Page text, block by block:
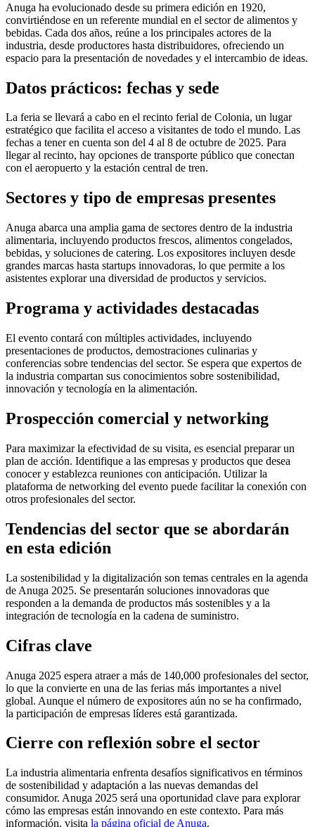
Anuga ha evolucionado desde su primera edición en 1920,
convirtiéndose en un referente mundial en el sector de alimentos y
bebidas. Cada dos años, reúne a los principales actores de la
industria, desde productores hasta distribuidores, ofreciendo un
espacio para la presentación de novedades y el intercambio de ideas.
Datos prácticos: fechas y sede
La feria se llevará a cabo en el recinto ferial de Colonia, un lugar
estratégico que facilita el acceso a visitantes de todo el mundo. Las
fechas a tener en cuenta son del 4 al 8 de octubre de 2025. Para
llegar al recinto, hay opciones de transporte público que conectan
con el aeropuerto y la estación central de tren.
Sectores y tipo de empresas presentes
Anuga abarca una amplia gama de sectores dentro de la industria
alimentaria, incluyendo productos frescos, alimentos congelados,
bebidas, y soluciones de catering. Los expositores incluyen desde
grandes marcas hasta startups innovadoras, lo que permite a los
asistentes explorar una diversidad de productos y servicios.
Programa y actividades destacadas
El evento contará con múltiples actividades, incluyendo
presentaciones de productos, demostraciones culinarias y
conferencias sobre tendencias del sector. Se espera que expertos de
la industria compartan sus conocimientos sobre sostenibilidad,
innovación y tecnología en la alimentación.
Prospección comercial y networking
Para maximizar la efectividad de su visita, es esencial preparar un
plan de acción. Identifique a las empresas y productos que desea
conocer y establezca reuniones con anticipación. Utilizar la
plataforma de networking del evento puede facilitar la conexión con
otros profesionales del sector.
Tendencias del sector que se abordarán
en esta edición
La sostenibilidad y la digitalización son temas centrales en la agenda
de Anuga 2025. Se presentarán soluciones innovadoras que
responden a la demanda de productos más sostenibles y a la
integración de tecnología en la cadena de suministro.
Cifras clave
Anuga 2025 espera atraer a más de 140,000 profesionales del sector,
lo que la convierte en una de las ferias más importantes a nivel
global. Aunque el número de expositores aún no se ha confirmado,
la participación de empresas líderes está garantizada.
Cierre con reflexión sobre el sector
La industria alimentaria enfrenta desafíos significativos en términos
de sostenibilidad y adaptación a las nuevas demandas del
consumidor. Anuga 2025 será una oportunidad clave para explorar
cómo las empresas están innovando en este contexto. Para más
información, visita la página oficial de Anuga.